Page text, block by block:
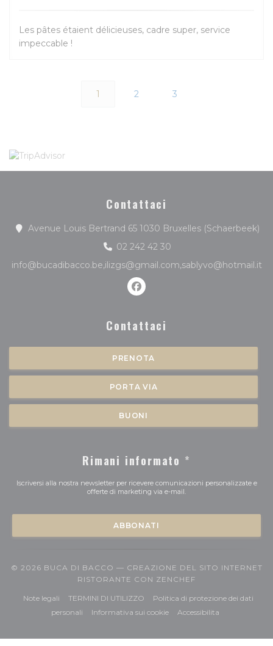
Les pâtes étaient délicieuses, cadre super, service
impeccable !
1 2 3
Contattaci
Avenue Louis Bertrand 65 1030 Bruxelles (Schaerbeek)
02 242 42 30
info@bucadibacco.be,ilizgs@gmail.com,sablyvo@hotmail.it
Facebook ((apre una
Contattaci
PRENOTA
PORTA VIA
BUONI
Rimani informato *
Iscriversi alla nostra newsletter per ricevere comunicazioni personalizzate e
offerte di marketing via e-mail.
ABBONATI
© 2026 BUCA DI BACCO — CREAZIONE DEL SITO INTERNET
RISTORANTE CON ZENCHEF
Note legali((apre una nuova finestra))
TERMINI DI UTILIZZO((apre una nuova finestra))
Politica di protezione dei dati
personali((apre una nuova finestra))
Informativa sui cookie((apre una nuova finestra))
Accessibilita((apre una